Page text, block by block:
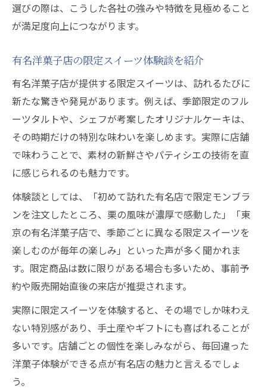
選びの際は、こうした各社の強みや特徴を見極めること
が満足度向上につながります。
有名洋菓子店の限定スイーツ体験談を紹介
有名洋菓子店が提供する限定スイーツは、訪れるたびに
新たな驚きや発見があります。例えば、季節限定のフル
ーツタルトや、シェフが考案したオリジナルケーキは、
その時期だけの特別な味わいを楽しめます。実際に店舗
で味わうことで、素材の新鮮さやパティシエの技術を直
に感じられるのも魅力です。
体験談としては、「初めて訪れた有名店で限定モンブラ
ンを注文したところ、栗の風味が濃厚で感動した」「東
京の有名洋菓子店で、季節ごとに異なる限定スイーツを
楽しむのが毎年の楽しみ」といった声が多く聞かれま
す。限定商品は数に限りがある場合も多いため、事前予
約や販売開始直後の来店が推奨されます。
実際に限定スイーツを体験すると、その場でしか味わえ
ない特別感があり、手土産やギフトにも喜ばれることが
多いです。店舗ごとの個性を楽しみながら、毎回違った
洋菓子体験ができる点が有名店の魅力と言えるでしょ
う。